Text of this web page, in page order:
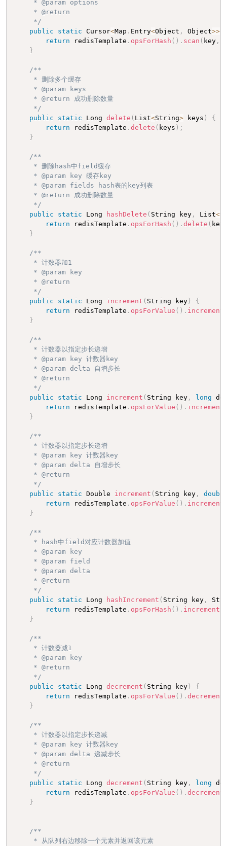
     * @param options
     * @return
     */
public
static Cursor<Map . Entry<Object , Object>>
return redisTemplate . opsForHash ( ) . scan ( key,
}
/**
     * 删除多个缓存
     * @param keys
     * @return 成功删除数量
     */
public
static Long delete ( List<String> keys )
{
return redisTemplate . delete ( keys ) ;
}
/**
     * 删除hash中field缓存
     * @param key 缓存key
     * @param fields hash表的key列表
     * @return 成功删除数量
     */
public
static Long hashDelete ( String key, List<
return redisTemplate . opsForHash ( ) . delete ( key
}
/**
     * 计数器加1
     * @param key
     * @return
     */
public
static Long increment ( String key)
{
return redisTemplate . opsForValue ( ) . increment
}
/**
     * 计数器以指定步长递增
     * @param key 计数器key
     * @param delta 自增步长
     * @return
     */
public
static Long increment ( String key, long
return redisTemplate . opsForValue ( ) . increment
}
/**
     * 计数器以指定步长递增
     * @param key 计数器key
     * @param delta 自增步长
     * @return
     */
public
static Double increment ( String key,
return redisTemplate . opsForValue ( ) . increment
}
/**
     * hash中field对应计数器加值
     * @param key
     * @param field
     * @param delta
     * @return
     */
public
static Long hashIncrement ( String key,
return redisTemplate . opsForHash ( ) . increment
}
/**
     * 计数器减1
     * @param key
     * @return
     */
public
static Long decrement ( String key)
{
return redisTemplate . opsForValue ( ) . decrement
}
/**
     * 计数器以指定步长递减
     * @param key 计数器key
     * @param delta 递减步长
     * @return
     */
public
static Long decrement ( String key, long
return redisTemplate . opsForValue ( ) . decrement
}
/**
     * 从队列右边移除一个元素并返回该元素